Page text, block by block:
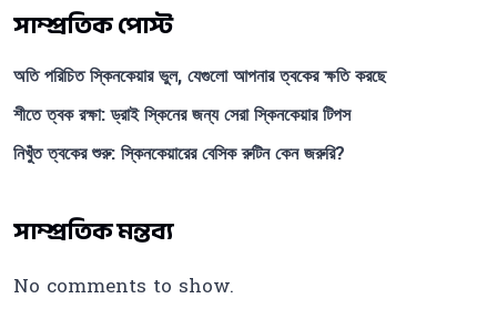
সাম্প্রতিক পোস্ট
অতি পরিচিত স্কিনকেয়ার ভুল, যেগুলো আপনার ত্বকের ক্ষতি করছে
শীতে ত্বক রক্ষা: ড্রাই স্কিনের জন্য সেরা স্কিনকেয়ার টিপস
নিখুঁত ত্বকের শুরু: স্কিনকেয়ারের বেসিক রুটিন কেন জরুরি?
সাম্প্রতিক মন্তব্য
No comments to show.